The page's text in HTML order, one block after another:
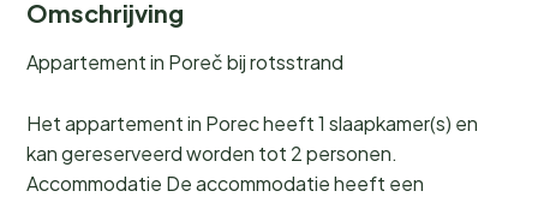
Omschrijving
Appartement in Poreč bij rotsstrand
Het appartement in Porec heeft 1 slaapkamer(s) en
kan gereserveerd worden tot 2 personen.
Accommodatie De accommodatie heeft een